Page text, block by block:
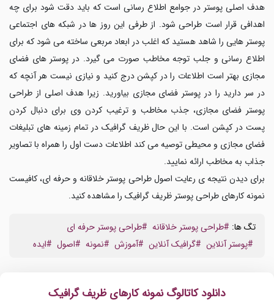
هدف اصلی پوستر در جوامع اطلاع رسانی است که باید دقت شود برای چه
اهدافی قرار است طراحی شود. از طرفی این روز ها در شبکه های اجتماعی
پوستر هایی را شاهد هستید که اغلب در ابعاد مربعی ساخته می شود که برای
اطلاع رسانی و جلب توجه مخاطب صورت می گیرد. در پوستر های فضای
مجازی بهتر است اطلاعات را در کپشن درج کنید و نیازی نیست هر آنچه که
در سر دارید را در پوستر فضای مجازی بیاورید. زیرا هدف اصلی از طراحی
پوستر فضای مجازی، جذب مخاطب و ترغیب کردن وی برای دنبال کردن
پست در کپشن است. با این حال ظریف گرافیک در تمام زمینه های تبلیغات
فضای مجازی و محیطی توصیه می کند اطلاعات دست اول را همراه با تصاویر
جذاب به مخاطب ارائه نمایید.
برای دیدن نتیجه ی رعایت اصول طراحی پوستر خلاقانه و حرفه ای، کافیست
نمونه کارهای طراحی پوستر ظریف گرافیک را مشاهده کنید.
تگ ها: #طراحی پوستر خلاقانه #طراحی پوستر حرفه ای
#پوستر آنلاین #گرافیک آنلاین #آموزش #نمونه #اصول #ایده
دانلود کاتالوگ نمونه کارهای ظریف گرافیک